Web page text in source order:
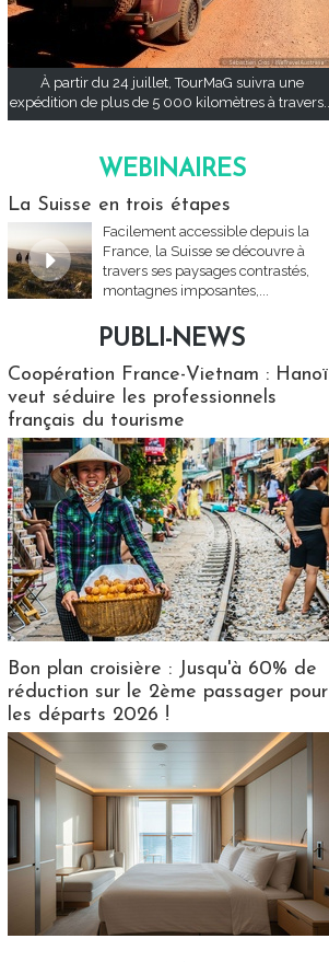
À partir du 24 juillet, TourMaG suivra une
expédition de plus de 5 000 kilomètres à travers...
WEBINAIRES
La Suisse en trois étapes
Facilement accessible depuis la
France, la Suisse se découvre à
travers ses paysages contrastés,
montagnes imposantes,...
PUBLI-NEWS
Coopération France-Vietnam : Hanoï
veut séduire les professionnels
français du tourisme
Bon plan croisière : Jusqu'à 60% de
réduction sur le 2ème passager pour
les départs 2026 !